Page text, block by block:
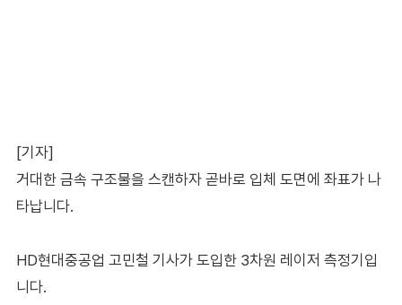
[기자]
거대한 금속 구조물을 스캔하자 곧바로 입체 도면에 좌표가 나
타납니다.
HD현대중공업 고민철 기사가 도입한 3차원 레이저 측정기입
니다.